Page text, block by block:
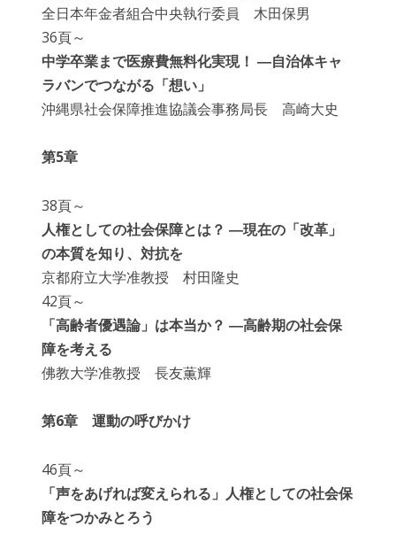
全日本年金者組合中央執行委員 木田保男
36頁～
中学卒業まで医療費無料化実現！ ―自治体キャ
ラバンでつながる「想い」
沖縄県社会保障推進協議会事務局長 高崎大史
第5章
38頁～
人権としての社会保障とは？ ―現在の「改革」
の本質を知り、対抗を
京都府立大学准教授 村田隆史
42頁～
「高齢者優遇論」は本当か？ ―高齢期の社会保
障を考える
佛教大学准教授 長友薫輝
第6章 運動の呼びかけ
46頁～
「声をあげれば変えられる」人権としての社会保
障をつかみとろう